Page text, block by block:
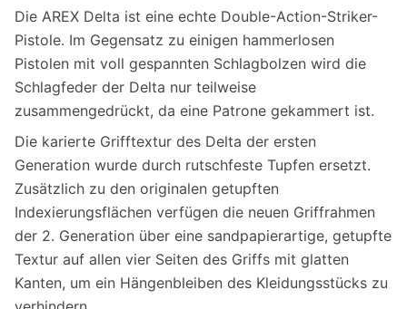
Die AREX Delta ist eine echte Double-Action-Striker-
Pistole. Im Gegensatz zu einigen hammerlosen
Pistolen mit voll gespannten Schlagbolzen wird die
Schlagfeder der Delta nur teilweise
zusammengedrückt, da eine Patrone gekammert ist.
Die karierte Grifftextur des Delta der ersten
Generation wurde durch rutschfeste Tupfen ersetzt.
Zusätzlich zu den originalen getupften
Indexierungsflächen verfügen die neuen Griffrahmen
der 2. Generation über eine sandpapierartige, getupfte
Textur auf allen vier Seiten des Griffs mit glatten
Kanten, um ein Hängenbleiben des Kleidungsstücks zu